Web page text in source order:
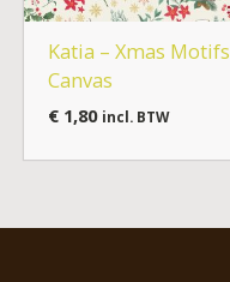
Katia – Xmas Motifs
Canvas
€1,80 incl. BTW